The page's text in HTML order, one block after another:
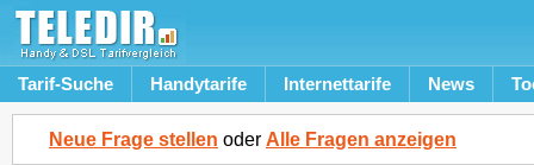
Tarif-Suche Handytarife Internettarife News
Neue Frage stellen oder Alle Fragen anzeigen